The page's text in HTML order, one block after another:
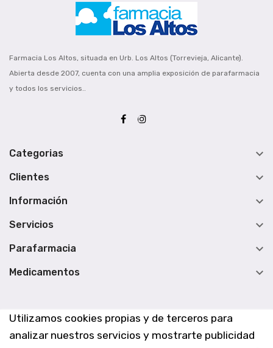
Utilizamos cookies propias y de terceros para
analizar nuestros servicios y mostrarte publicidad
Farmacia Los Altos, situada en Urb. Los Altos (Torrevieja, Alicante).
Abierta desde 2007, cuenta con una amplia exposición de parafarmacia
y todos los servicios..
Categorias 
Clientes 
Información 
Servicios 
Parafarmacia 
Medicamentos 